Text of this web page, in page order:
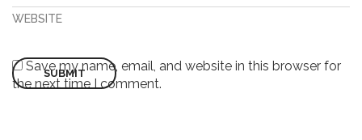
WEBSITE
Save my name, email, and website in this browser for
the next time I comment.